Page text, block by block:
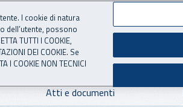
Atti e documenti
I cookie di natura
dell’utente, possono
TUTTI I COOKIE,
DEI COOKIE. Se
COOKIE NON TECNICI